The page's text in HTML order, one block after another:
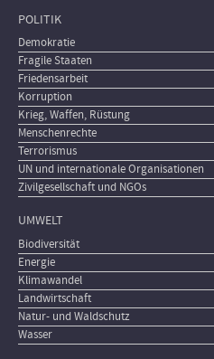
POLITIK
Demokratie
Fragile Staaten
Friedensarbeit
Korruption
Krieg, Waffen, Rüstung
Menschenrechte
Terrorismus
UN und internationale Organisationen
Zivilgesellschaft und NGOs
UMWELT
Biodiversität
Energie
Klimawandel
Landwirtschaft
Natur- und Waldschutz
Wasser